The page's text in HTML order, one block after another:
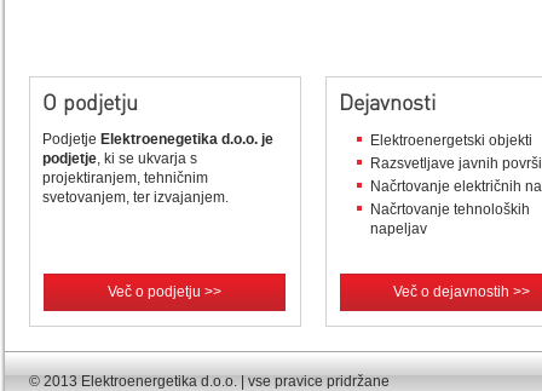
O podjetju
Podjetje Elektroenegetika d.o.o. je
podjetje, ki se ukvarja s
projektiranjem, tehničnim
svetovanjem, ter izvajanjem.
Več o podjetju >>
Dejavnosti
Elektroenergetski objekti
Razsvetljave javnih
Načrtovanje električnih
Načrtovanje tehnoloških
napeljav
Več o dejavnostih >>
© 2013 Elektroenergetika d.o.o. | vse pravice pridržane